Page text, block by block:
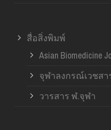
สื่อสิ่งพิมพ์
Asian Biomedicine
จุฬาลงกรณ์เวชสา
วารสาร ฬ.จุฬา